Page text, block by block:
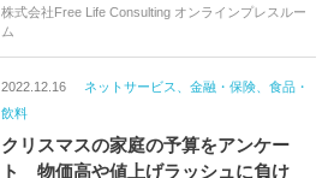
株式会社Free Life Consulting オンラインプレスルー
ム
2022.12.16
ネットサービス、金融・保険、食品・
飲料
クリスマスの家庭の予算をアンケー
ト 物価高や値上げラッシュに負け